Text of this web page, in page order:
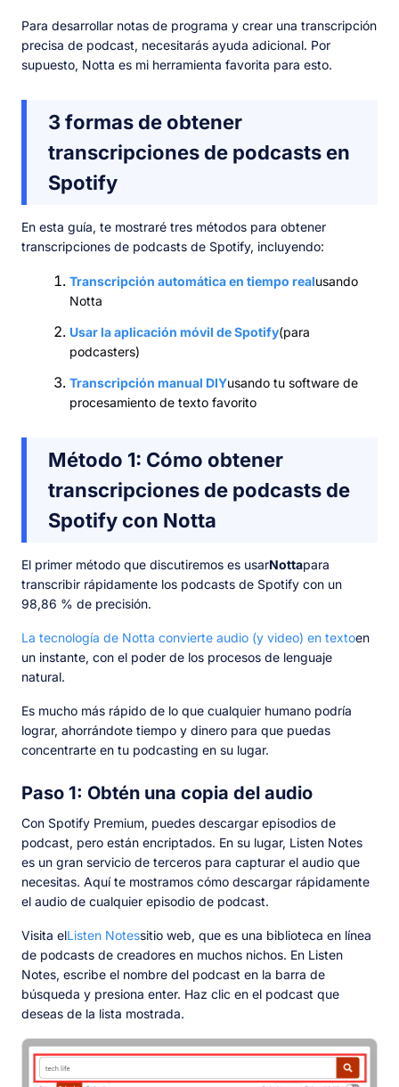
Para desarrollar notas de programa y crear una transcripción
precisa de podcast, necesitarás ayuda adicional. Por
supuesto, Notta es mi herramienta favorita para esto.
3 formas de obtener
transcripciones de podcasts en
Spotify
En esta guía, te mostraré tres métodos para obtener
transcripciones de podcasts de Spotify, incluyendo:
Transcripción automática en tiempo realusando
Notta
Usar la aplicación móvil de Spotify(para
podcasters)
Transcripción manual DIYusando tu software de
procesamiento de texto favorito
Método 1: Cómo obtener
transcripciones de podcasts de
Spotify con Notta
El primer método que discutiremos es usarNottapara
transcribir rápidamente los podcasts de Spotify con un
98,86 % de precisión.
La tecnología de Notta convierte audio (y video) en textoen
un instante, con el poder de los procesos de lenguaje
natural.
Es mucho más rápido de lo que cualquier humano podría
lograr, ahorrándote tiempo y dinero para que puedas
concentrarte en tu podcasting en su lugar.
Paso 1: Obtén una copia del audio
Con Spotify Premium, puedes descargar episodios de
podcast, pero están encriptados. En su lugar, Listen Notes
es un gran servicio de terceros para capturar el audio que
necesitas. Aquí te mostramos cómo descargar rápidamente
el audio de cualquier episodio de podcast.
Visita elListen Notessitio web, que es una biblioteca en línea
de podcasts de creadores en muchos nichos. En Listen
Notes, escribe el nombre del podcast en la barra de
búsqueda y presiona enter. Haz clic en el podcast que
deseas de la lista mostrada.